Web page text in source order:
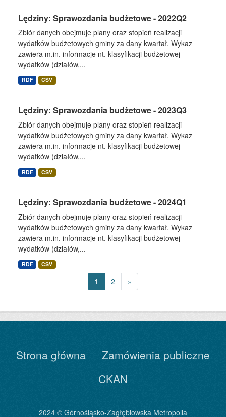
Lędziny: Sprawozdania budżetowe - 2022Q2
Zbiór danych obejmuje plany oraz stopień realizacji
wydatków budżetowych gminy za dany kwartał. Wykaz
zawiera m.in. informacje nt. klasyfikacji budżetowej
wydatków (działów,...
RDF CSV
Lędziny: Sprawozdania budżetowe - 2023Q3
Zbiór danych obejmuje plany oraz stopień realizacji
wydatków budżetowych gminy za dany kwartał. Wykaz
zawiera m.in. informacje nt. klasyfikacji budżetowej
wydatków (działów,...
RDF CSV
Lędziny: Sprawozdania budżetowe - 2024Q1
Zbiór danych obejmuje plany oraz stopień realizacji
wydatków budżetowych gminy za dany kwartał. Wykaz
zawiera m.in. informacje nt. klasyfikacji budżetowej
wydatków (działów,...
RDF CSV
1 2 »
Strona główna
Zamówienia publiczne
CKAN
2024 © Górnośląsko-Zagłębiowska Metropolia